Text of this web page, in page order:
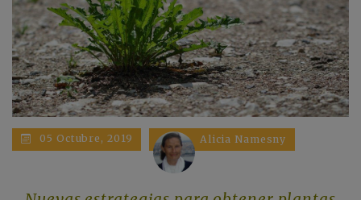
05 Octubre, 2019 Alicia Namesny